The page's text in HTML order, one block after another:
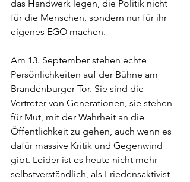
das Handwerk legen, die Politik nicht
für die Menschen, sondern nur für ihr
eigenes EGO machen.
Am 13. September stehen echte
Persönlichkeiten auf der Bühne am
Brandenburger Tor. Sie sind die
Vertreter von Generationen, sie stehen
für Mut, mit der Wahrheit an die
Öffentlichkeit zu gehen, auch wenn es
dafür massive Kritik und Gegenwind
gibt. Leider ist es heute nicht mehr
selbstverständlich, als Friedensaktivist